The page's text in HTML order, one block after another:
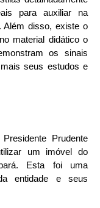
para auxiliar na
Além disso, existe o
material didático o
os sinais
seus estudos e
Prudente
um imóvel do
Esta foi uma
entidade e seus